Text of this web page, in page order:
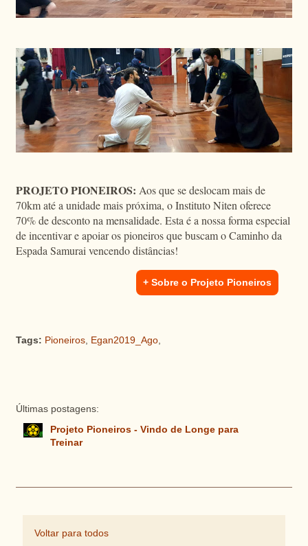
PROJETO PIONEIROS: Aos que se deslocam mais de
70km até a unidade mais próxima, o Instituto Niten oferece
70% de desconto na mensalidade. Esta é a nossa forma especial
de incentivar e apoiar os pioneiros que buscam o Caminho da
Espada Samurai vencendo distâncias!
+ Sobre o Projeto Pioneiros
Tags: Pioneiros, Egan2019_Ago,
Últimas postagens:
Projeto Pioneiros - Vindo de Longe para
Treinar
Voltar para todos